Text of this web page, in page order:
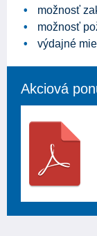
možnosť
možnosť
výdajné
Akciová